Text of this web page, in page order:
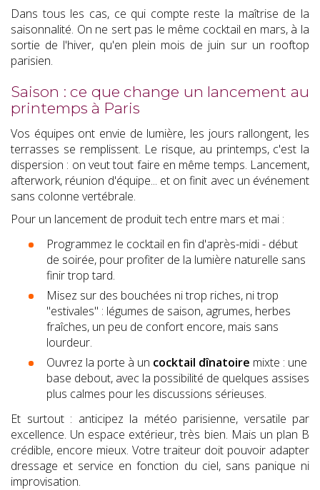
Dans tous les cas, ce qui compte reste la maîtrise de la
saisonnalité. On ne sert pas le même cocktail en mars, à la
sortie de l'hiver, qu'en plein mois de juin sur un rooftop
parisien.
Saison : ce que change un lancement au
printemps à Paris
Vos équipes ont envie de lumière, les jours rallongent, les
terrasses se remplissent. Le risque, au printemps, c'est la
dispersion : on veut tout faire en même temps. Lancement,
afterwork, réunion d'équipe... et on finit avec un événement
sans colonne vertébrale.
Pour un lancement de produit tech entre mars et mai :
Programmez le cocktail en fin d'après-midi - début
de soirée, pour profiter de la lumière naturelle sans
finir trop tard.
Misez sur des bouchées ni trop riches, ni trop
"estivales" : légumes de saison, agrumes, herbes
fraîches, un peu de confort encore, mais sans
lourdeur.
Ouvrez la porte à un cocktail dînatoire mixte : une
base debout, avec la possibilité de quelques assises
plus calmes pour les discussions sérieuses.
Et surtout : anticipez la météo parisienne, versatile par
excellence. Un espace extérieur, très bien. Mais un plan B
crédible, encore mieux. Votre traiteur doit pouvoir adapter
dressage et service en fonction du ciel, sans panique ni
improvisation.